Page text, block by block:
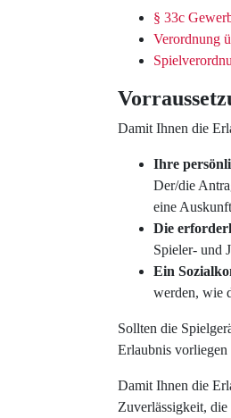
§ 33c
Verordnung
Damit Ihnen die
Ihre
Der/die
eine
Die
Spieler- und
Ein
werden, wie
Sollten die
Erlaubnis
Damit Ihnen die
Zuverlässigkeit,